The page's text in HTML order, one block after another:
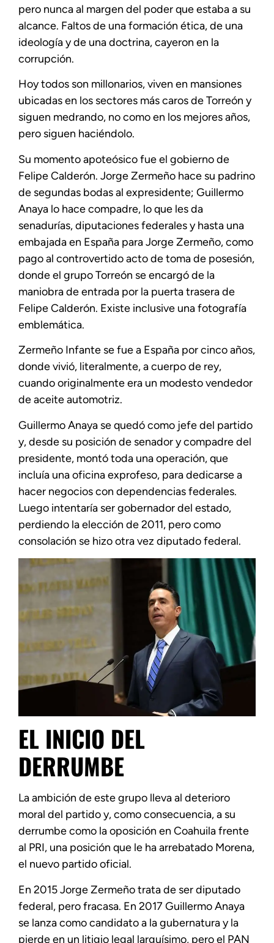
pero nunca al margen del poder que estaba a su
alcance. Faltos de una formación ética, de una
ideología y de una doctrina, cayeron en la
corrupción.
Hoy todos son millonarios, viven en mansiones
ubicadas en los sectores más caros de Torreón y
siguen medrando, no como en los mejores años,
pero siguen haciéndolo.
Su momento apoteósico fue el gobierno de
Felipe Calderón. Jorge Zermeño hace su padrino
de segundas bodas al expresidente; Guillermo
Anaya lo hace compadre, lo que les da
senadurías, diputaciones federales y hasta una
embajada en España para Jorge Zermeño, como
pago al controvertido acto de toma de posesión,
donde el grupo Torreón se encargó de la
maniobra de entrada por la puerta trasera de
Felipe Calderón. Existe inclusive una fotografía
emblemática.
Zermeño Infante se fue a España por cinco años,
donde vivió, literalmente, a cuerpo de rey,
cuando originalmente era un modesto vendedor
de aceite automotriz.
Guillermo Anaya se quedó como jefe del partido
y, desde su posición de senador y compadre del
presidente, montó toda una operación, que
incluía una oficina exprofeso, para dedicarse a
hacer negocios con dependencias federales.
Luego intentaría ser gobernador del estado,
perdiendo la elección de 2011, pero como
consolación se hizo otra vez diputado federal.
EL INICIO DEL
DERRUMBE
La ambición de este grupo lleva al deterioro
moral del partido y, como consecuencia, a su
derrumbe como la oposición en Coahuila frente
al PRI, una posición que le ha arrebatado Morena,
el nuevo partido oficial.
En 2015 Jorge Zermeño trata de ser diputado
federal, pero fracasa. En 2017 Guillermo Anaya
se lanza como candidato a la gubernatura y la
pierde en un litigio legal larguísimo, pero el PAN